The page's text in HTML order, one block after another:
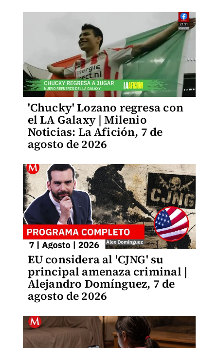
'Chucky' Lozano regresa con
el LA Galaxy | Milenio
Noticias: La Afición, 7 de
agosto de 2026
EU considera al 'CJNG' su
principal amenaza criminal |
Alejandro Domínguez, 7 de
agosto de 2026